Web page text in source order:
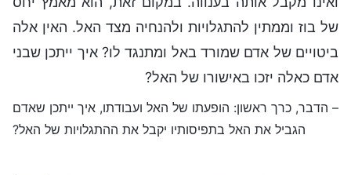
של בוז וממתין להתגלויות ולהנחיה מצד האל. האין אלה
ביטויים של אדם שמורד באל ומתנגד לו? איך ייתכן שבני
אדם כאלה יזכו באישורו של האל?
– הדבר, כרך ראשון: הופעתו של האל ועבודתו, איך ייתכן שאדם
הגביל את האל בתפיסותיו יקבל את ההתגלויות של האל?